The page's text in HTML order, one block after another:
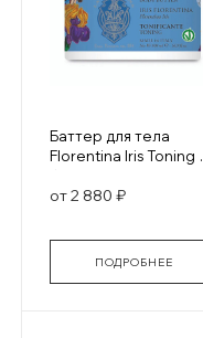
Баттер для тела
Florentina Iris Toning /
Тонизирующий
от 2 880 ₽
ПОДРОБНЕЕ